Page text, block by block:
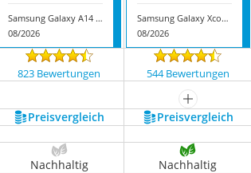
Samsung Galaxy A14 5G
08/2026
Samsung Galaxy Xcover7 Enterprise Edition
08/2026
823 Bewertungen 544 Bewertungen
mehr anzeigen
Preis­vergleich Preis­vergleich
Nachhaltig Nachhaltig